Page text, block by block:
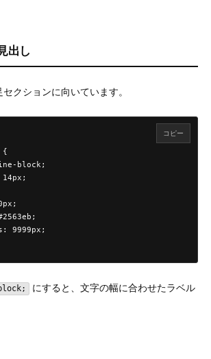
出し
クションに向いています。
{
block;
9999px;
コピー
にすると、文字の幅に合わせたラベル